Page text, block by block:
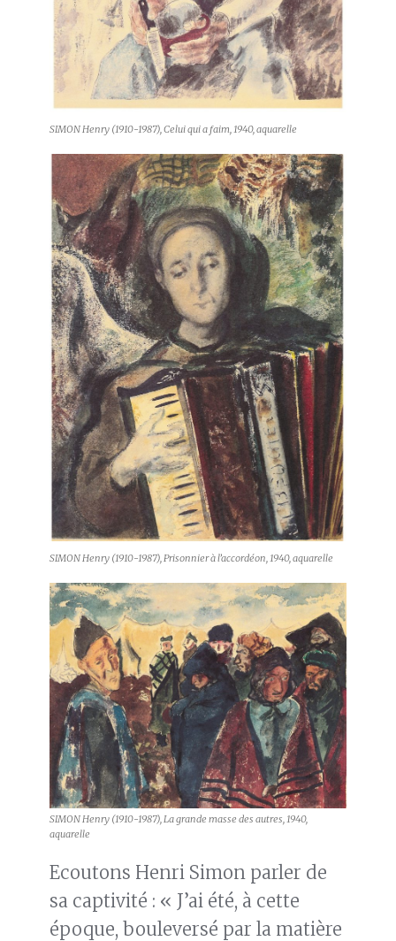
SIMON Henry (1910-1987), Celui qui a faim, 1940, aquarelle
SIMON Henry (1910-1987), Prisonnier à l’accordéon, 1940, aquarelle
SIMON Henry (1910-1987), La grande masse des autres, 1940,
aquarelle
Ecoutons Henri Simon parler de
sa captivité : « J’ai été, à cette
époque, bouleversé par la matière